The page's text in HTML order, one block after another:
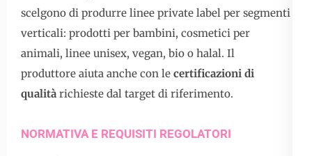
scelgono di produrre linee private label per segmenti
verticali: prodotti per bambini, cosmetici per
animali, linee unisex, vegan, bio o halal. Il
produttore aiuta anche con le certificazioni di
qualità richieste dal target di riferimento.
NORMATIVA E REQUISITI REGOLATORI